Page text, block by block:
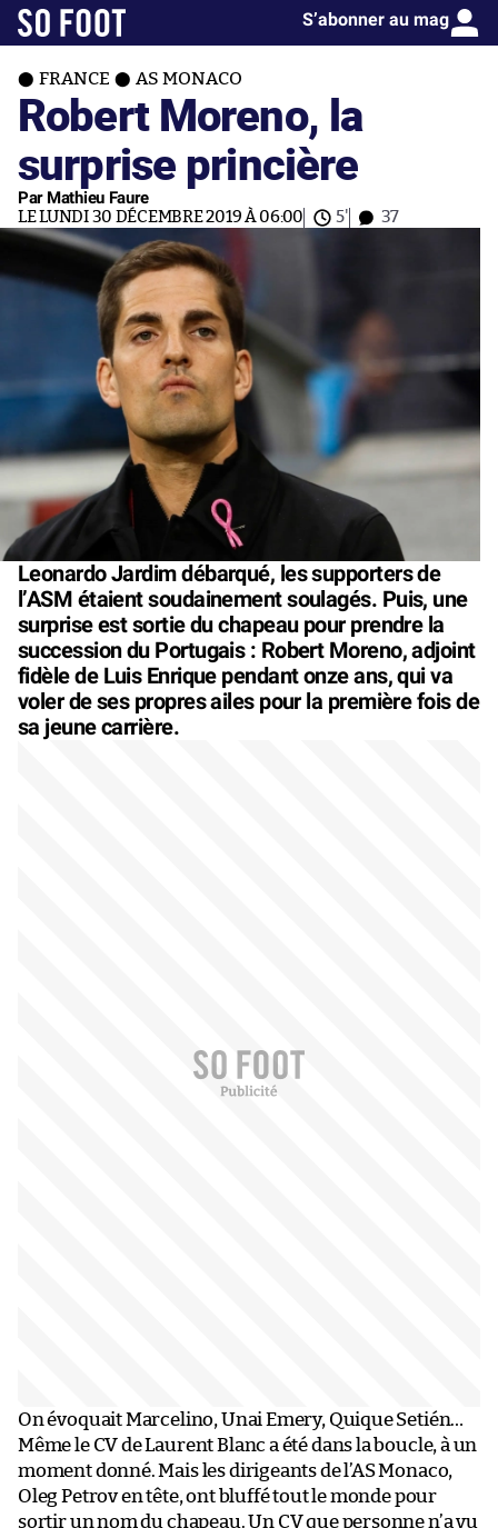
S’abonner au mag
FRANCE AS MONACO
Robert Moreno, la
surprise princière
Par Mathieu Faure
LE LUNDI 30 DÉCEMBRE 2019 À 06:00 5' 37
Leonardo Jardim débarqué, les supporters de
l’ASM étaient soudainement soulagés. Puis, une
surprise est sortie du chapeau pour prendre la
succession du Portugais : Robert Moreno, adjoint
fidèle de Luis Enrique pendant onze ans, qui va
voler de ses propres ailes pour la première fois de
sa jeune carrière.
On évoquait Marcelino, Unai Emery, Quique Setién…
Même le CV de Laurent Blanc a été dans la boucle, à un
moment donné. Mais les dirigeants de l’AS Monaco,
Oleg Petrov en tête, ont bluffé tout le monde pour
sortir un nom du chapeau. Un CV que personne n’a vu